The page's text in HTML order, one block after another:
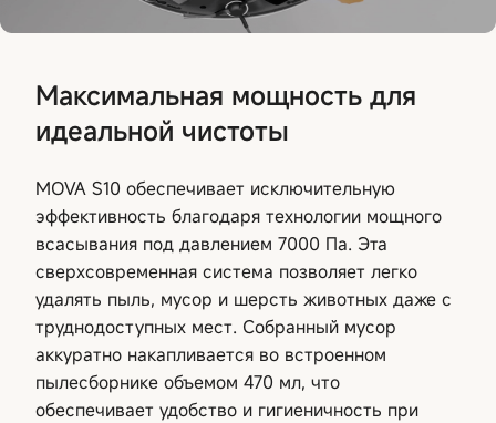
Максимальная мощность для
идеальной чистоты
MOVA S10 обеспечивает исключительную
эффективность благодаря технологии мощного
всасывания под давлением 7000 Па. Эта
сверхсовременная система позволяет легко
удалять пыль, мусор и шерсть животных даже с
труднодоступных мест. Собранный мусор
аккуратно накапливается во встроенном
пылесборнике объемом 470 мл, что
обеспечивает удобство и гигиеничность при